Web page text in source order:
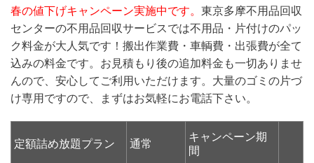
春の値下げキャンペーン実施中です。 東京多摩不用品回収
センターの不用品回収サービスでは不用品・片付けのパッ
ク料金が大人気です！搬出作業費・車輌費・出張費が全て
込みの料金です。お見積もり後の追加料金も一切ありませ
んので、安心してご利用いただけます。大量のゴミの片づ
け専用ですので、まずはお気軽にお電話下さい。
定額詰め放題プラン 通常
キャンペーン期
間